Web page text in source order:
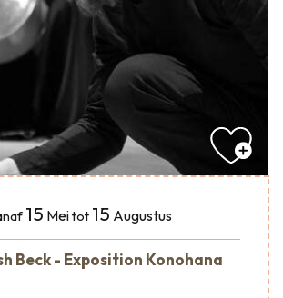
15 Meitot 15 Augustus
Beck - Exposition Konohana